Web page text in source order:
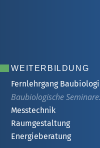
WEITERBILDUNG
Fernlehrgang
Baubiologische
Messtechnik
Raumgestaltung
Energieberatung